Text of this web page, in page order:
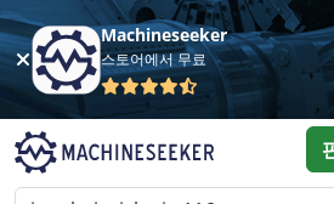
Machineseeker
스토어에서 무료